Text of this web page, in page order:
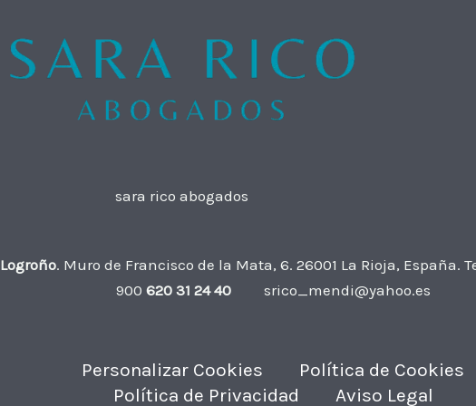
sara rico abogados
Logroño. Muro de Francisco de la Mata, 6. 26001 La Rioja, España.
900 620 31 24 40 srico_mendi@yahoo.es
Personalizar Cookies
Política de Cookies
Política de Privacidad
Aviso Legal